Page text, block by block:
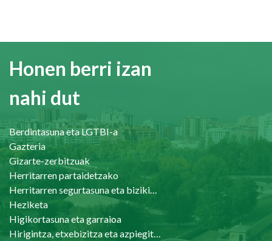
Honen berri izan
nahi dut
Berdintasuna eta LGTBI-a
Gazteria
Gizarte-zerbitzuak
Herritarren partaidetzako
Heziketa
Higikortasuna eta garraioa